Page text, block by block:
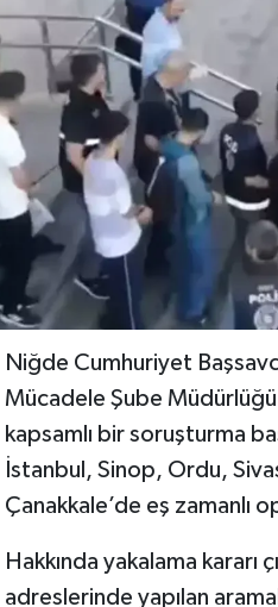
Niğde Cumhuriyet
Mücadele Şube
kapsamlı bir soruşturma
İstanbul, Sinop, Ordu,
Çanakkale’de eş zamanlı
Hakkında yakalama kararı
adreslerinde yapılan